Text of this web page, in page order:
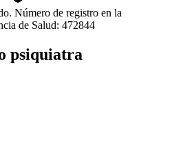
Número de registro en la
de Salud: 472844
psiquiatra